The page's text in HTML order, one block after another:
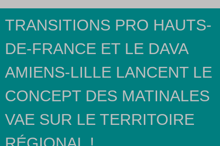
TRANSITIONS PRO HAUTS-
DE-FRANCE ET LE DAVA
AMIENS-LILLE LANCENT LE
CONCEPT DES MATINALES
VAE SUR LE TERRITOIRE